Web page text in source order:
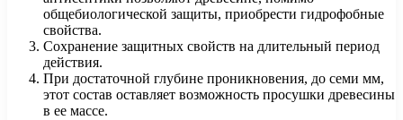
общебиологической защиты, приобрести гидрофобные
свойства.
Сохранение защитных свойств на длительный период
действия.
При достаточной глубине проникновения, до семи мм,
этот состав оставляет возможность просушки древесины
в ее массе.